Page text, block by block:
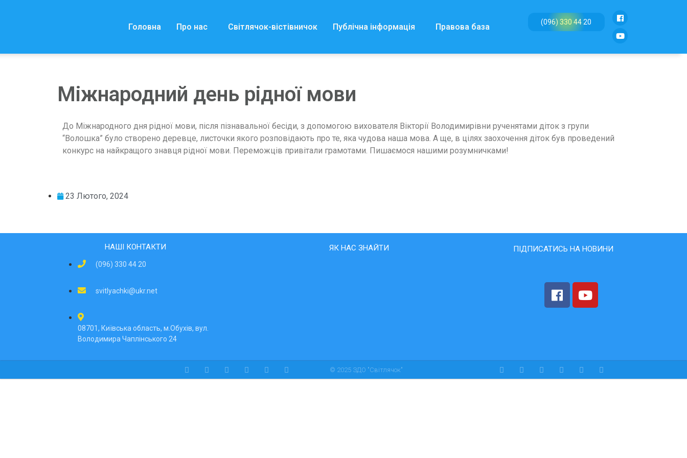
Головна Про нас Світлячок-вістівничок Публічна інформація Правова база (096) 330 44 20
Міжнародний день рідної мови
До Міжнародного дня рідної мови, після пізнавальної бесіди, з допомогою вихователя Вікторії Володимирівни рученятами діток з групи
“Волошка” було створено деревце, листочки якого розповідають про те, яка чудова наша мова. А ще, в цілях заохочення діток був проведений
конкурс на найкращого знавця рідної мови. Переможців привітали грамотами. Пишаємося нашими розумничками!
23 Лютого, 2024
НАШІ КОНТАКТИ ЯК НАС ЗНАЙТИ
(096) 330 44 20
svitlyachki@ukr.net
08701, Київська область, м.Обухів, вул.
Володимира Чаплінського 24
ПІДПИСАТИСЬ НА НОВИНИ
© 2025 ЗДО "Світлячок"